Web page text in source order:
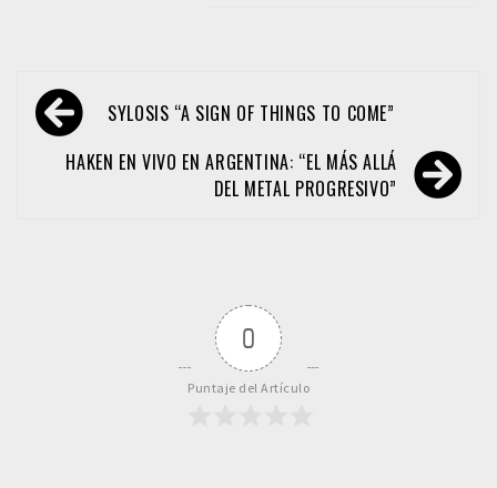
Navegación
de
entradas
SYLOSIS “A SIGN OF THINGS TO COME”
HAKEN EN VIVO EN ARGENTINA: “EL MÁS ALLÁ
DEL METAL PROGRESIVO”
0
Puntaje del Artículo